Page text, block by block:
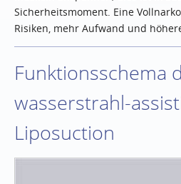
Sicherheitsmoment. Eine
Risiken, mehr Aufwand und
Funktionsschema
wasserstrahl-
Liposuction